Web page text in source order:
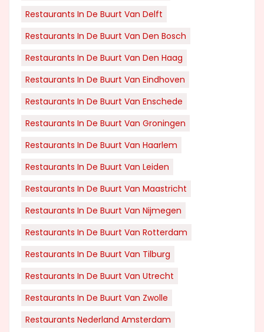
Restaurants In De Buurt Van Delft
Restaurants In De Buurt Van Den Bosch
Restaurants In De Buurt Van Den Haag
Restaurants In De Buurt Van Eindhoven
Restaurants In De Buurt Van Enschede
Restaurants In De Buurt Van Groningen
Restaurants In De Buurt Van Haarlem
Restaurants In De Buurt Van Leiden
Restaurants In De Buurt Van Maastricht
Restaurants In De Buurt Van Nijmegen
Restaurants In De Buurt Van Rotterdam
Restaurants In De Buurt Van Tilburg
Restaurants In De Buurt Van Utrecht
Restaurants In De Buurt Van Zwolle
Restaurants Nederland Amsterdam